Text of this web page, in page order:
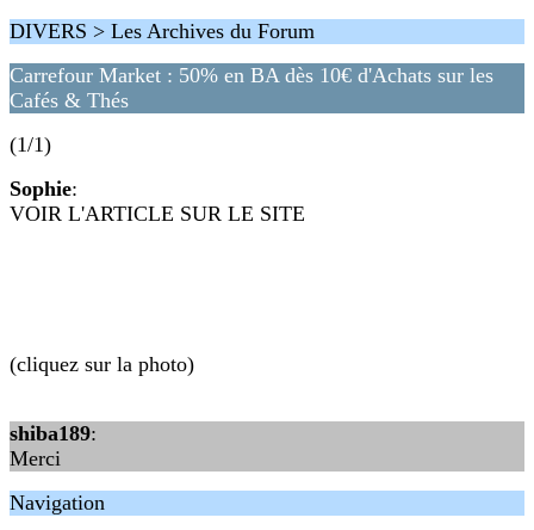
DIVERS > Les Archives du Forum
Carrefour Market : 50% en BA dès 10€ d'Achats sur les
Cafés & Thés
(1/1)
Sophie:
VOIR L'ARTICLE SUR LE SITE
(cliquez sur la photo)
shiba189:
Merci
Navigation